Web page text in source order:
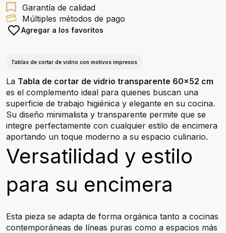
Garantía de calidad
Múltiples métodos de pago
Agregar a los favoritos
Tablas de cortar de vidrio con motivos impresos
La Tabla de cortar de vidrio transparente 60x52 cm
es el complemento ideal para quienes buscan una
superficie de trabajo higiénica y elegante en su cocina.
Su diseño minimalista y transparente permite que se
integre perfectamente con cualquier estilo de encimera
aportando un toque moderno a su espacio culinario.
Versatilidad y estilo
para su encimera
Esta pieza se adapta de forma orgánica tanto a cocinas
contemporáneas de líneas puras como a espacios más